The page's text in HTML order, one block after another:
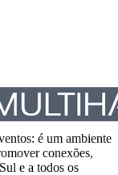
é um ambiente
conexões,
e a todos os